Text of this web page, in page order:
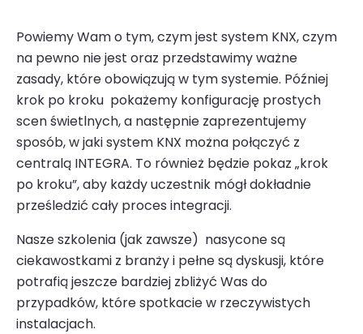
Powiemy Wam o tym, czym jest system KNX, czym
na pewno nie jest oraz przedstawimy ważne
zasady, które obowiązują w tym systemie. Później
krok po kroku pokażemy konfigurację prostych
scen świetlnych, a następnie zaprezentujemy
sposób, w jaki system KNX można połączyć z
centralą INTEGRA. To również będzie pokaz „krok
po kroku”, aby każdy uczestnik mógł dokładnie
prześledzić cały proces integracji.
Nasze szkolenia (jak zawsze) nasycone są
ciekawostkami z branży i pełne są dyskusji, które
potrafią jeszcze bardziej zbliżyć Was do
przypadków, które spotkacie w rzeczywistych
instalacjach.